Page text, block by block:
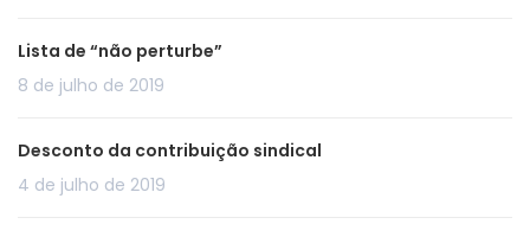
Lista de “não perturbe”
8 de julho de 2019
Desconto da contribuição sindical
4 de julho de 2019